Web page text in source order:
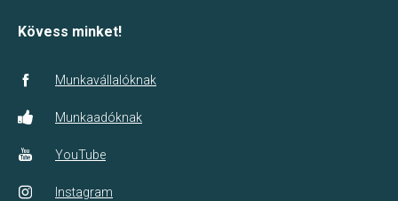
Kövess minket!
Munkavállalóknak
Munkaadóknak
YouTube
Instagram